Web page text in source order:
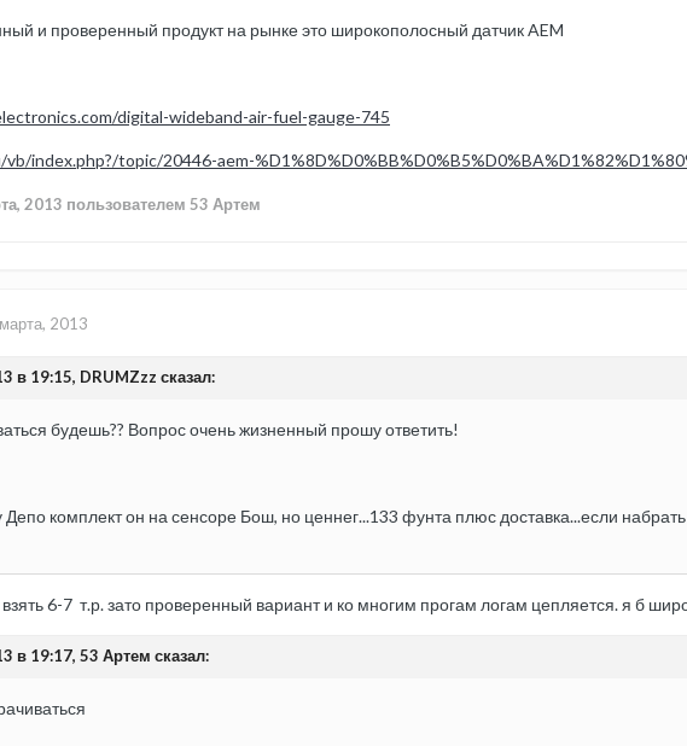
и проверенный продукт на рынке это широкополосный датчик AEM
digital-wideband-air-fuel-gauge-745
index.php?/topic/20446-aem-
2013 пользователем 53 Артем
2013
в 19:15, DRUMZzz сказал:
будешь?? Вопрос очень жизненный прошу ответить!
Депо комплект он на сенсоре Бош, но ценнег...133 фунта плюс доставка...если
6-7 т.р. зато проверенный вариант и ко многим прогам логам цепляется. я б
в 19:17, 53 Артем сказал: